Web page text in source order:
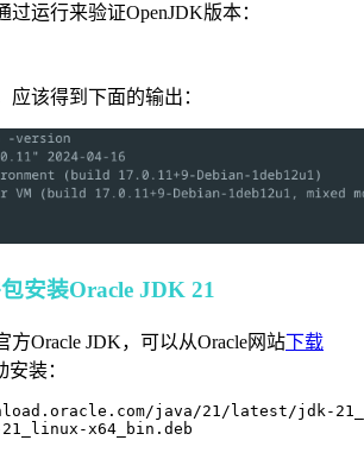
运行来验证OpenJDK版本：
应该得到下面的输出：
安装Oracle JDK 21
方Oracle JDK，可以从Oracle网站下载
安装：
java/21/latest/jdk-
x64_bin.deb